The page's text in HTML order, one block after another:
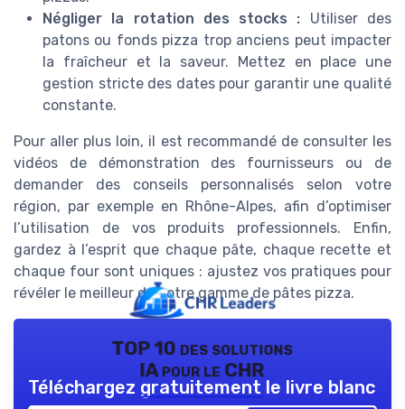
Négliger la rotation des stocks : Utiliser des
patons ou fonds pizza trop anciens peut impacter
la fraîcheur et la saveur. Mettez en place une
gestion stricte des dates pour garantir une qualité
constante.
Pour aller plus loin, il est recommandé de consulter les
vidéos de démonstration des fournisseurs ou de
demander des conseils personnalisés selon votre
région, par exemple en Rhône-Alpes, afin d’optimiser
l’utilisation de vos produits professionnels. Enfin,
gardez à l’esprit que chaque pâte, chaque recette et
chaque four sont uniques : ajustez vos pratiques pour
révéler le meilleur de votre gamme de pâtes pizza.
TOP 10 des solutions
IA pour le CHR
Téléchargez gratuitement le livre blanc